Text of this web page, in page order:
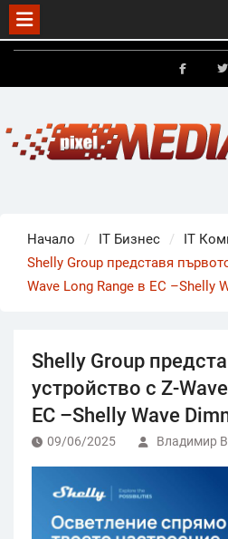
Skip
Начало IT Бизнес
IT
Shelly Group представя
Wave Long Range в ЕС –Shelly
Shelly Group
устройство с Z-
ЕС –Shelly Wave
09/06/2025 Владимир